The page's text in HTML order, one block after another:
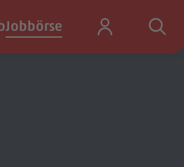
Jobbörse